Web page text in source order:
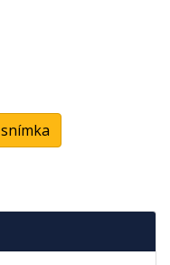
snímka